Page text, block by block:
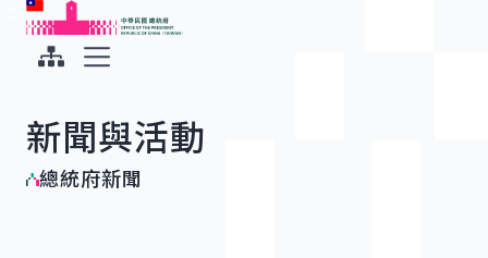
跳到主要內容
中華民國總統府
新聞與活動
總統府新聞